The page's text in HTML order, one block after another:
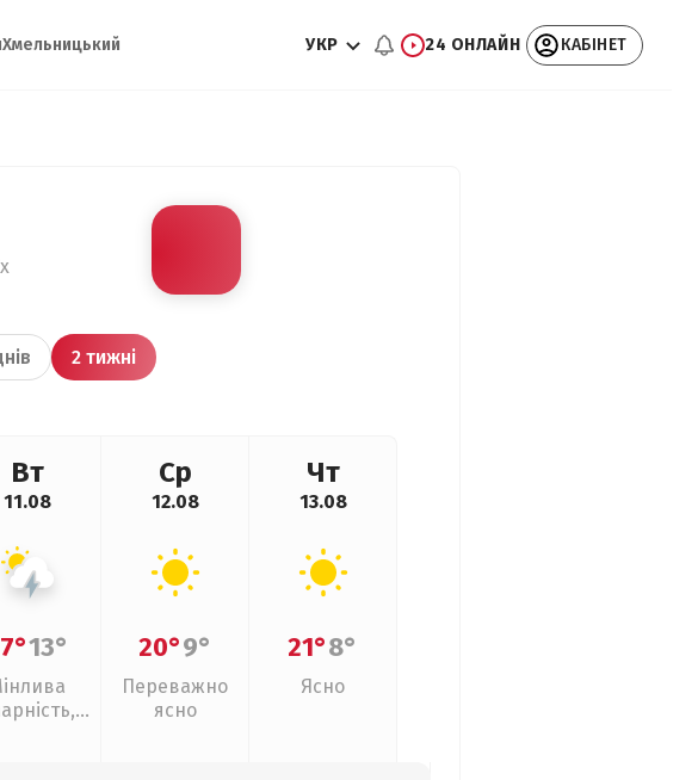
Хмельницький УКР 24 ОНЛАЙН КАБІНЕТ
2 тижні
Вт
11.08
13°
Ср
12.08
20°9°
Переважно
ясно
Чт
13.08
21°8°
Ясно